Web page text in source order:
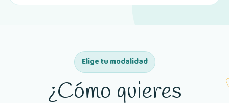
Elige tu modalidad
¿Cómo quieres